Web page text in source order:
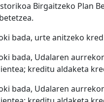
Birgaitzeko Plan
bada, urte anitzeko
bada, Udalaren
kreditu aldaketa
bada, Udalaren